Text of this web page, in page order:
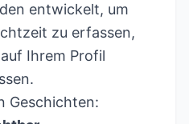
entwickelt, um
zu erfassen,
Ihrem Profil
Geschichten: